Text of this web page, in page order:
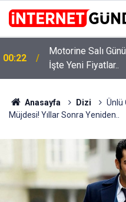
00:22
Motorine Salı
İşte Yeni Fiyatlar..
Anasayfa Dizi
Ünlü
Müjdesi! Yıllar Sonra Yeniden..